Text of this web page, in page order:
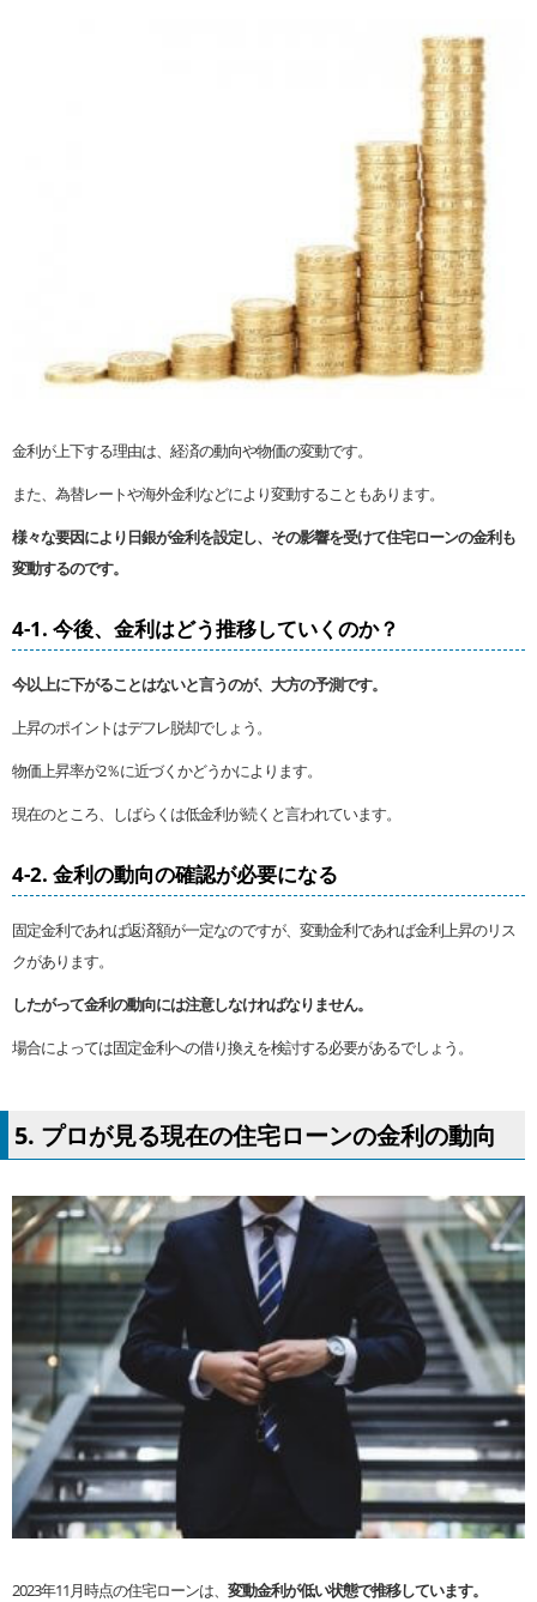
金利が上下する理由は、経済の動向や物価の変動です。
また、為替レートや海外金利などにより変動することもあります。
様々な要因により日銀が金利を設定し、その影響を受けて住宅ローンの金利も
変動するのです。
4-1. 今後、金利はどう推移していくのか？
今以上に下がることはないと言うのが、大方の予測です。
上昇のポイントはデフレ脱却でしょう。
物価上昇率が2％に近づくかどうかによります。
現在のところ、しばらくは低金利が続くと言われています。
4-2. 金利の動向の確認が必要になる
固定金利であれば返済額が一定なのですが、変動金利であれば金利上昇のリス
クがあります。
したがって金利の動向には注意しなければなりません。
場合によっては固定金利への借り換えを検討する必要があるでしょう。
5. プロが見る現在の住宅ローンの金利の動向
2023年11月時点の住宅ローンは、 変動金利が低い状態で推移しています。